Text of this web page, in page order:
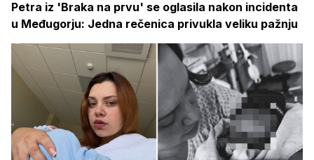
Petra iz 'Braka na prvu' se oglasila nakon incidenta
u Međugorju: Jedna rečenica privukla veliku pažnju